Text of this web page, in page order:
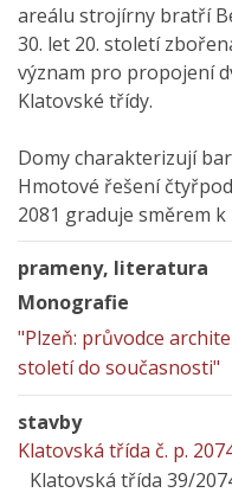
areálu strojírny bratří
30. let 20. století
význam pro propojení
Klatovské třídy.
Domy charakterizují
Hmotové řešení
2081 graduje směrem k
prameny, literatura
Monografie
"Plzeň: průvodce
století do současnosti"
stavby
Klatovská třída č. p.
Klatovská třída 39/